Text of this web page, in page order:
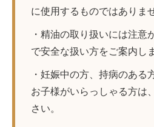
に使用するものではありま
・精油の取り扱いには注意
で安全な扱い方をご案内し
・妊娠中の方、持病のある
お子様がいらっしゃる方は
さい。